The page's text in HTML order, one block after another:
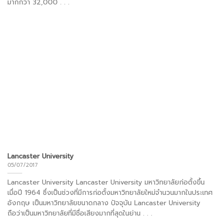
มากกว่า 32,000 . . .
Lancaster University
05/07/2017
Lancaster University Lancaster University มหาวิทยาลัยก่อตั้งขึ้น
เมื่อปี 1964 ซึ่งเป็นช่วงที่มีการก่อตั้งมหาวิทยาลัยใหม่จำนวนมากในประเทศ
อังกฤษ เป็นมหาวิทยาลัยขนาดกลาง ปัจจุบัน Lancaster University
ถือว่าเป็นมหาวิทยาลัยที่มีชื่อเสียงมากที่สุดในย่าน . . .